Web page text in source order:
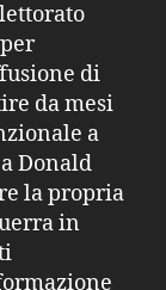
di
da mesi
a
Donald
la propria
in